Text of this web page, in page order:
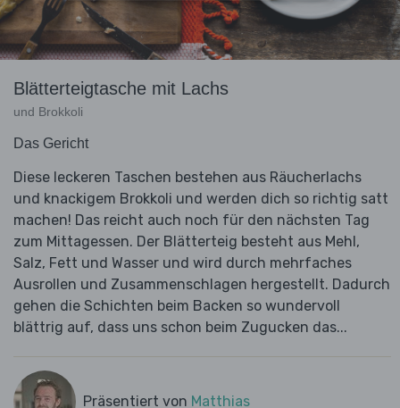
Blätterteigtasche mit Lachs
und Brokkoli
Das Gericht
Diese leckeren Taschen bestehen aus Räucherlachs
und knackigem Brokkoli und werden dich so richtig satt
machen! Das reicht auch noch für den nächsten Tag
zum Mittagessen. Der Blätterteig besteht aus Mehl,
Salz, Fett und Wasser und wird durch mehrfaches
Ausrollen und Zusammenschlagen hergestellt. Dadurch
gehen die Schichten beim Backen so wundervoll
blättrig auf, dass uns schon beim Zugucken das...
Präsentiert von Matthias